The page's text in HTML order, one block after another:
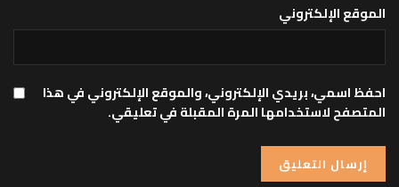
الموقع الإلكتروني
احفظ اسمي، بريدي الإلكتروني، والموقع الإلكتروني في هذا
المتصفح لاستخدامها المرة المقبلة في تعليقي.